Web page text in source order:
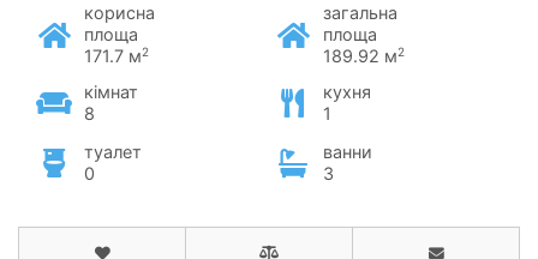
корисна
площа
171.7 м2
загальна
площа
189.92 м2
кімнат
8
кухня
1
туалет
0
ванни
3